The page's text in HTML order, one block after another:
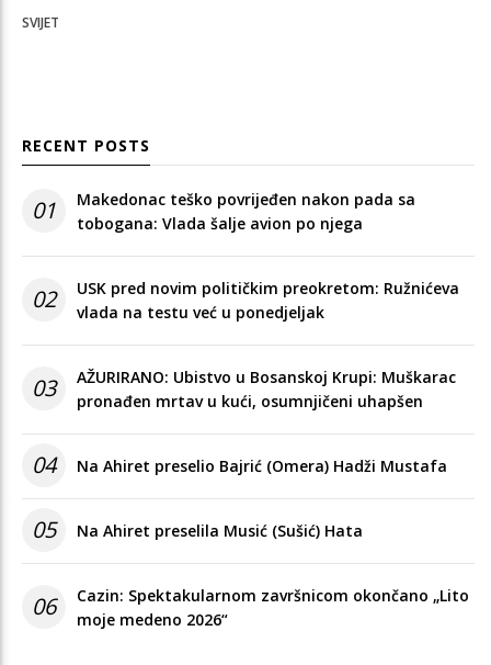
SVIJET
RECENT POSTS
01
Makedonac teško povrijeđen nakon pada sa
tobogana: Vlada šalje avion po njega
02
USK pred novim političkim preokretom: Ružnićeva
vlada na testu već u ponedjeljak
03
AŽURIRANO: Ubistvo u Bosanskoj Krupi: Muškarac
pronađen mrtav u kući, osumnjičeni uhapšen
04 Na Ahiret preselio Bajrić (Omera) Hadži Mustafa
05 Na Ahiret preselila Musić (Sušić) Hata
06
Cazin: Spektakularnom završnicom okončano „Lito
moje medeno 2026“